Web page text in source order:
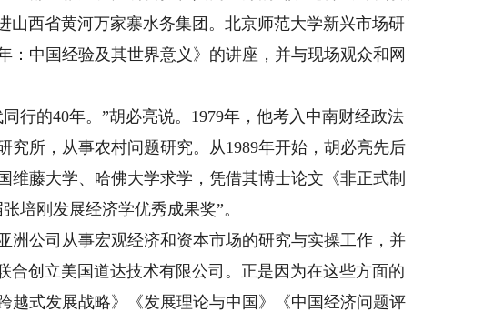
山西省黄河万家寨水务集团。北京师范大学新兴市场研
：中国经验及其世界意义》的讲座，并与现场观众和网
的40年。”胡必亮说。1979年，他考入中南财经政法
究所，从事农村问题研究。从1989年开始，胡必亮先后
维藤大学、哈佛大学求学，凭借其博士论文《非正式制
培刚发展经济学优秀成果奖”。
公司从事宏观经济和资本市场的研究与实操工作，并
合创立美国道达技术有限公司。正是因为在这些方面的
越式发展战略》《发展理论与中国》《中国经济问题评